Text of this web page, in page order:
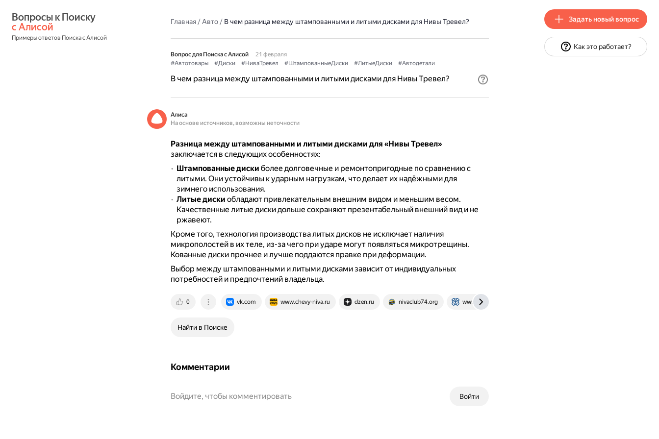
с Алисой
Примеры ответов Поиска с Алисой
Главная/Авто/ В чем разница между штампованными и литыми дисками для Нивы Тревел?
Вопрос для Поиска с Алисой
21 февраля
#Автотовары
#Диски #НиваТревел #ШтампованныеДиски #ЛитыеДиски #Автодетали
В чем разница между штампованными и литыми дисками для Нивы Тревел?
Алиса
На основе источников, возможны неточности
Разница между штампованными и литыми дисками для «Нивы Тревел»
заключается в следующих особенностях:
Штампованные диски более долговечные и ремонтопригодные по сравнению с
литыми. Они устойчивы к ударным нагрузкам, что делает их надёжными для
зимнего использования.
Литые диски обладают привлекательным внешним видом и меньшим весом.
Качественные литые диски дольше сохраняют презентабельный внешний вид и не
ржавеют.
Кроме того, технология производства литых дисков не исключает наличия
микрополостей в их теле, из-за чего при ударе могут появляться микротрещины.
Кованные диски прочнее и лучше поддаются правке при деформации.
Выбор между штампованными и литыми дисками зависит от индивидуальных
потребностей и предпочтений владельца.
0 vk.com www.chevy-niva.ru dzen.ru nivaclub74.org www.niva-faq.msk.ru
Найти в Поиске
Комментарии
Войти
Войдите, чтобы комментировать
Задать новый вопрос
Как это работает?